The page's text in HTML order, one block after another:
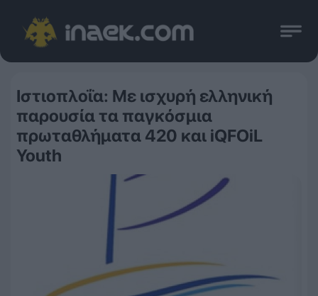
Ιστιοπλοΐα: Με ισχυρή ελληνική
παρουσία τα παγκόσμια
πρωταθλήματα 420 και iQFOiL
Youth